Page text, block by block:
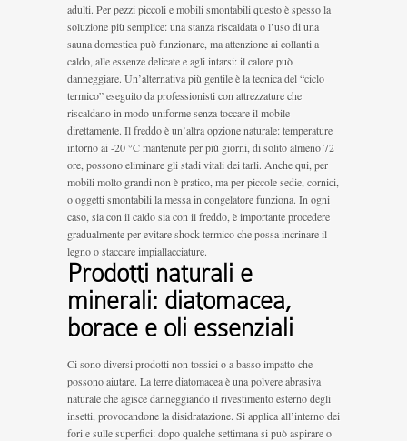
adulti. Per pezzi piccoli e mobili smontabili questo è spesso la
soluzione più semplice: una stanza riscaldata o l’uso di una
sauna domestica può funzionare, ma attenzione ai collanti a
caldo, alle essenze delicate e agli intarsi: il calore può
danneggiare. Un’alternativa più gentile è la tecnica del “ciclo
termico” eseguito da professionisti con attrezzature che
riscaldano in modo uniforme senza toccare il mobile
direttamente. Il freddo è un’altra opzione naturale: temperature
intorno ai -20 °C mantenute per più giorni, di solito almeno 72
ore, possono eliminare gli stadi vitali dei tarli. Anche qui, per
mobili molto grandi non è pratico, ma per piccole sedie, cornici,
o oggetti smontabili la messa in congelatore funziona. In ogni
caso, sia con il caldo sia con il freddo, è importante procedere
gradualmente per evitare shock termico che possa incrinare il
legno o staccare impiallacciature.
Prodotti naturali e
minerali: diatomacea,
borace e oli essenziali
Ci sono diversi prodotti non tossici o a basso impatto che
possono aiutare. La terre diatomacea è una polvere abrasiva
naturale che agisce danneggiando il rivestimento esterno degli
insetti, provocandone la disidratazione. Si applica all’interno dei
fori e sulle superfici: dopo qualche settimana si può aspirare o